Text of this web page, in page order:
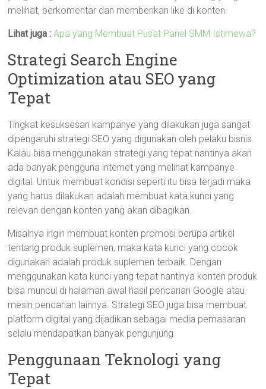
melihat, berkomentar dan memberikan like di konten.
Lihat juga : Apa yang Membuat Pusat Panel SMM Istimewa?
Strategi Search Engine
Optimization atau SEO yang
Tepat
Tingkat kesuksesan kampanye yang dilakukan juga sangat
dipengaruhi strategi SEO yang digunakan oleh pelaku bisnis.
Kalau bisa menggunakan strategi yang tepat nantinya akan
ada banyak pengguna internet yang melihat kampanye
digital. Untuk membuat kondisi seperti itu bisa terjadi maka
yang harus dilakukan adalah membuat kata kunci yang
relevan dengan konten yang akan dibagikan.
Misalnya ingin membuat konten promosi berupa artikel
tentang produk suplemen, maka kata kunci yang cocok
digunakan adalah produk suplemen terbaik. Dengan
menggunakan kata kunci yang tepat nantinya konten produk
bisa muncul di halaman awal hasil pencarian Google atau
mesin pencarian lainnya. Strategi SEO juga bisa membuat
platform digital yang dijadikan sebagai media pemasaran
selalu mendapatkan banyak pengunjung
Penggunaan Teknologi yang
Tepat